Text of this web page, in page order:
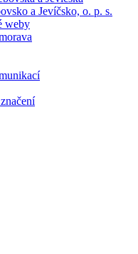
a Jevíčsko, o. p. s.
weby